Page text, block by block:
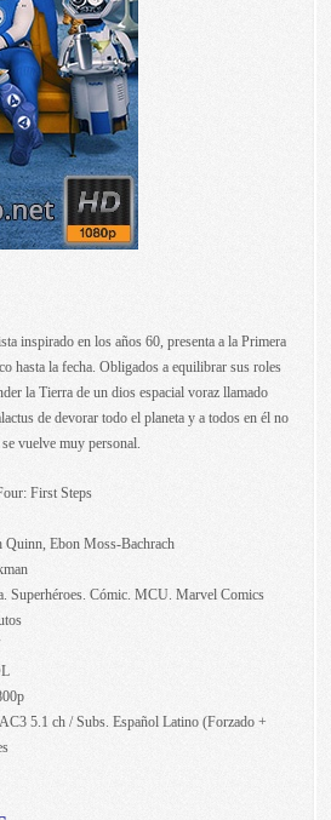
inspirado en los años 60, presenta a la Primera
hasta la fecha. Obligados a equilibrar sus roles
la Tierra de un dios espacial voraz llamado
de devorar todo el planeta y a todos en él no
vuelve muy personal.
First Steps
Quinn, Ebon Moss-Bachrach
Superhéroes. Cómic. MCU. Marvel Comics
5.1 ch / Subs. Español Latino (Forzado +